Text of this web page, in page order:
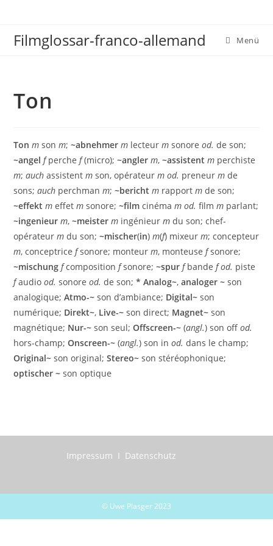
springen
Filmglossar-franco-allemand Menü
Ton
Ton m sonm;~abnehmer m lecteurm sonoreod. de son;
~angel fperchef(micro);~angler m,~assistent m perchiste
m;auch assistentm son, opérateurm od. preneurm de
sons;auch perchmanm;~bericht m rapportm de son;
~effekt m effetm sonore;~film cinémam od.film m parlant;
~ingenieur m,~meister m ingénieurm du son; chef-
opérateurm du son;~mischer(in)m(f) mixeurm; concepteur
m, conceptricefsonore; monteurm, monteusefsonore;
~mischung fcompositionfsonore;~spur fbandef od. piste
faudiood. sonoreod. de son;* Analog~, analoger ~ son
analogique;Atmo-~ son d’ambiance; Digital~ son
numérique; Direkt~, Live-~ son direct; Magnet~ son
magnétique; Nur-~ son seul;Offscreen-~ (angl.) son offod.
hors-champ;Onscreen-~ (angl.) son inod. dans le champ;
Original~ son original;Stereo~ son stéréophonique;
optischer ~ son optique
Impressum I Datenschutz
© Uwe Plasger 2023